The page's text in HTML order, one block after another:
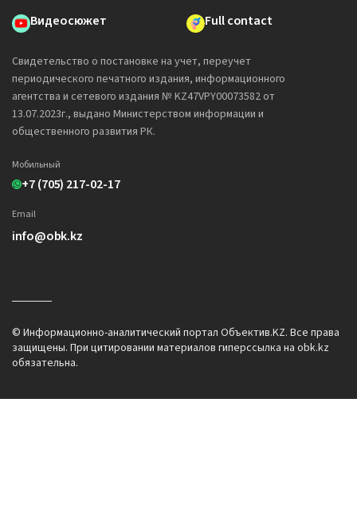
Видеосюжет
Full contact
Свидетельство о постановке на учет, переучет
периодического печатного издания, информационного
агентства и сетевого издания № KZ47VPY00073582 от
13.07.2023г., выдано Министерством информации и
общественного развития РК.
Мобильный
+7 (705) 217-02-17
Email
info@obk.kz
© Информационно-аналитический портал Объектив.KZ. Все права
защищены. При цитировании материалов гиперссылка на obk.kz
обязательна.